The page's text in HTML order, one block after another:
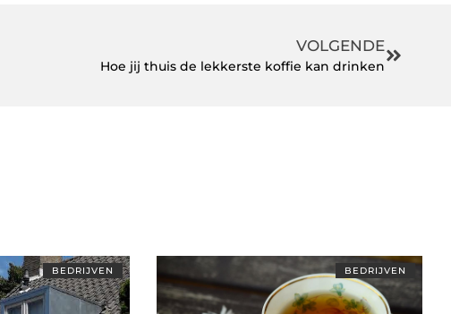
VOLGENDE
Hoe jij thuis de lekkerste koffie kan drinken
BEDRIJVEN BEDRIJVEN